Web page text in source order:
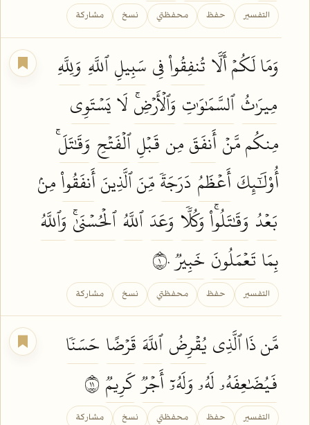
التفسير حفظ محفظتي نسخ مشاركة
وَمَا لَكُمۡ أَلَّا تُنفِقُواْفِي سَبِيلِٱللَّهِ وَلِلَّهِ
مِيرَٰثُٱلسَّمَٰوَٰتِ وَٱلۡأَرۡضِۚ لَايَسۡتَوِي
مِنكُم مَّنۡأَنفَقَمِن قَبۡلِٱلۡفَتۡحِ وَقَٰتَلَۚ
أُوْلَٰٓئِكَأَعۡظَمُ دَرَجَةٗمِّنَ ٱلَّذِينَأَنفَقُواْمِنۢ
بَعۡدُ وَقَٰتَلُواْۚ وَكُلّٗا وَعَدَٱللَّهُٱلۡحُسۡنَىٰۚ وَٱللَّهُ
بِمَا تَعۡمَلُونَ خَبِيرٞ١٠
التفسير حفظ محفظتي نسخ مشاركة
مَّن ذَا ٱلَّذِي يُقۡرِضُٱللَّهَ قَرۡضًا حَسَنٗا
فَيُضَٰعِفَهُۥلَهُۥ وَلَهُۥٓأَجۡرٞكَرِيمٞ
التفسير حفظ محفظتي نسخ مشاركة